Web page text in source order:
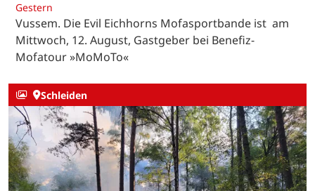
Gestern
Vussem. Die Evil Eichhorns Mofasportbande ist am
Mittwoch, 12. August, Gastgeber bei Benefiz-
Mofatour »MoMoTo«
Schleiden